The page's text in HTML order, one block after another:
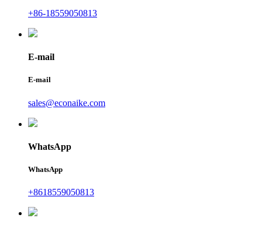
+86-18559050813
E-mail
E-mail
sales@econaike.com
WhatsApp
WhatsApp
+8618559050813